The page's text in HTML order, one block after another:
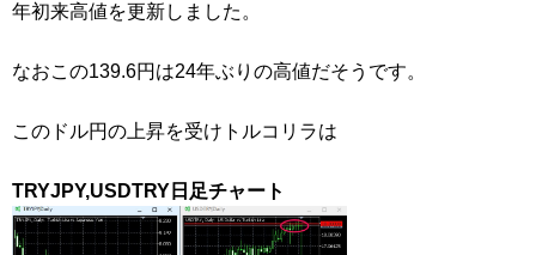
年初来高値を更新しました。
なおこの139.6円は24年ぶりの高値だそうです。
このドル円の上昇を受けトルコリラは
TRYJPY,USDTRY日足チャート